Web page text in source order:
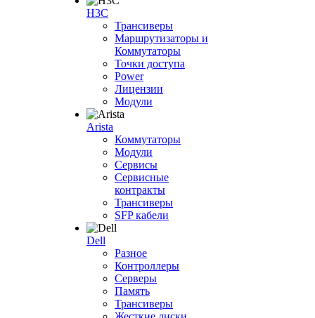
H3С
Трансиверы
Маршрутизаторы и
Коммутаторы
Точки доступа
Power
Лицензии
Модули
Arista
Коммутаторы
Модули
Сервисы
Сервисные
контракты
Трансиверы
SFP кабели
Dell
Разное
Контроллеры
Серверы
Память
Трансиверы